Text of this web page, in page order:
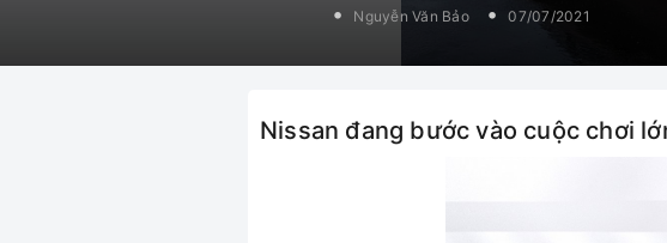
Nguyễn Văn Bảo 07/07/2021
Nissan đang bước vào cuộc chơi